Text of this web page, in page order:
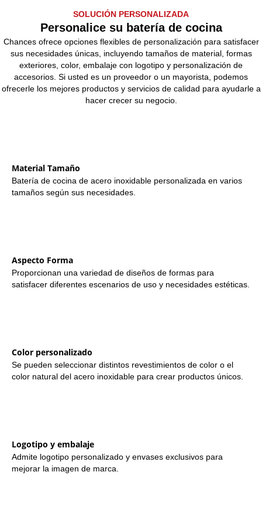
SOLUCIÓN PERSONALIZADA
Personalice su batería de cocina
Chances ofrece opciones flexibles de personalización para satisfacer
sus necesidades únicas, incluyendo tamaños de material, formas
exteriores, color, embalaje con logotipo y personalización de
accesorios. Si usted es un proveedor o un mayorista, podemos
ofrecerle los mejores productos y servicios de calidad para ayudarle a
hacer crecer su negocio.
Material Tamaño
Batería de cocina de acero inoxidable personalizada en varios
tamaños según sus necesidades.
Aspecto Forma
Proporcionan una variedad de diseños de formas para
satisfacer diferentes escenarios de uso y necesidades estéticas.
Color personalizado
Se pueden seleccionar distintos revestimientos de color o el
color natural del acero inoxidable para crear productos únicos.
Logotipo y embalaje
Admite logotipo personalizado y envases exclusivos para
mejorar la imagen de marca.